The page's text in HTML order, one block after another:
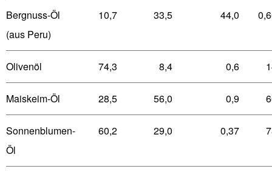
Bergnuss-Öl
(aus Peru)
10,7 33,5 44,0
Olivenöl 74,3 8,4 0,6
Maiskeim-Öl 28,5 56,0 0,9
Sonnenblumen-
Öl
60,2 29,0 0,37